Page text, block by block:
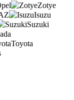
Zotye
Isuzu
Suzuki
Toyota